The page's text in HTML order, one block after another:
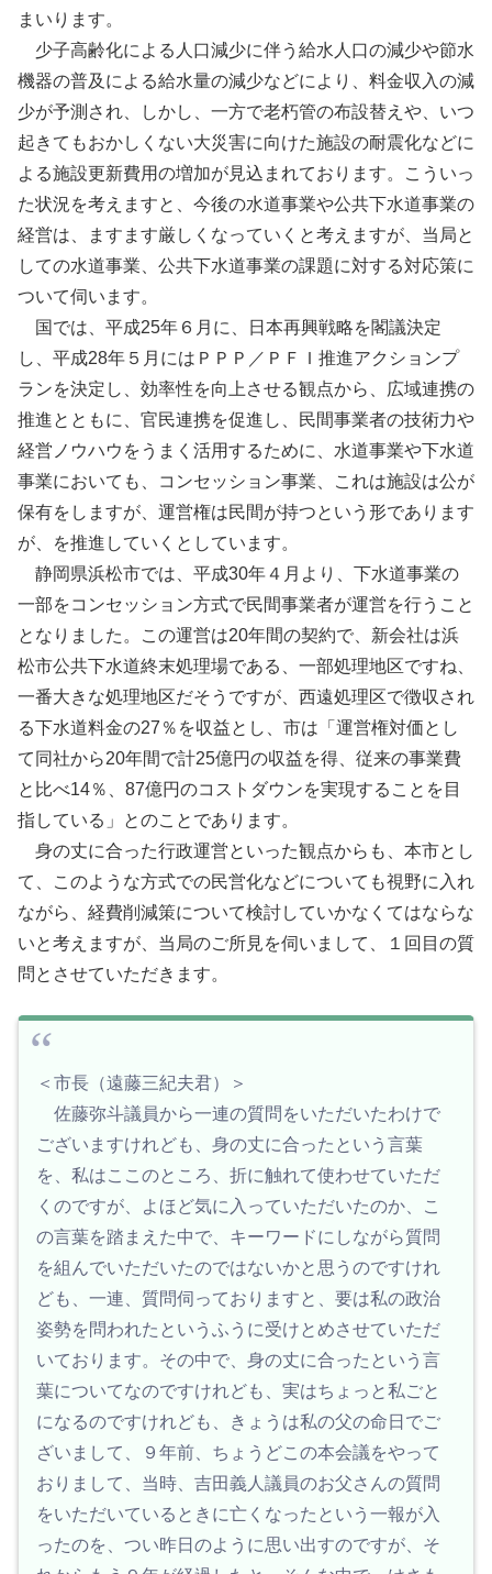
まいります。
少子高齢化による人口減少に伴う給水人口の減少や節水
機器の普及による給水量の減少などにより、料金収入の減
少が予測され、しかし、一方で老朽管の布設替えや、いつ
起きてもおかしくない大災害に向けた施設の耐震化などに
よる施設更新費用の増加が見込まれております。こういっ
た状況を考えますと、今後の水道事業や公共下水道事業の
経営は、ますます厳しくなっていくと考えますが、当局と
しての水道事業、公共下水道事業の課題に対する対応策に
ついて伺います。
国では、平成25年６月に、日本再興戦略を閣議決定
し、平成28年５月にはＰＰＰ／ＰＦＩ推進アクションプ
ランを決定し、効率性を向上させる観点から、広域連携の
推進とともに、官民連携を促進し、民間事業者の技術力や
経営ノウハウをうまく活用するために、水道事業や下水道
事業においても、コンセッション事業、これは施設は公が
保有をしますが、運営権は民間が持つという形であります
が、を推進していくとしています。
静岡県浜松市では、平成30年４月より、下水道事業の
一部をコンセッション方式で民間事業者が運営を行うこと
となりました。この運営は20年間の契約で、新会社は浜
松市公共下水道終末処理場である、一部処理地区ですね、
一番大きな処理地区だそうですが、西遠処理区で徴収され
る下水道料金の27％を収益とし、市は「運営権対価とし
て同社から20年間で計25億円の収益を得、従来の事業費
と比べ14％、87億円のコストダウンを実現することを目
指している」とのことであります。
身の丈に合った行政運営といった観点からも、本市とし
て、このような方式での民営化などについても視野に入れ
ながら、経費削減策について検討していかなくてはならな
いと考えますが、当局のご所見を伺いまして、１回目の質
問とさせていただきます。
＜市長（遠藤三紀夫君）＞
佐藤弥斗議員から一連の質問をいただいたわけで
ございますけれども、身の丈に合ったという言葉
を、私はここのところ、折に触れて使わせていただ
くのですが、よほど気に入っていただいたのか、こ
の言葉を踏まえた中で、キーワードにしながら質問
を組んでいただいたのではないかと思うのですけれ
ども、一連、質問伺っておりますと、要は私の政治
姿勢を問われたというふうに受けとめさせていただ
いております。その中で、身の丈に合ったという言
葉についてなのですけれども、実はちょっと私ごと
になるのですけれども、きょうは私の父の命日でご
ざいまして、９年前、ちょうどこの本会議をやって
おりまして、当時、吉田義人議員のお父さんの質問
をいただいているときに亡くなったという一報が入
ったのを、つい昨日のように思い出すのですが、そ